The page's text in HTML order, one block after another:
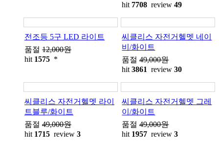
hit 7708 review49
전조등 5구 LED 라이트
품절 12,000원
hit 1575 *
씨클리스 자전거헬멧 네이
비/화이트
품절 49,000원
hit3861 review30
씨클리스 자전거헬멧 라이
트블루/화이트
품절 49,000원
hit 1715 review 3
씨클리스 자전거헬멧 그레
이/화이트
품절 49,000원
hit 1957 review3